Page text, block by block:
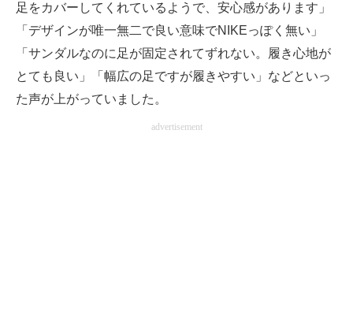
足をカバーしてくれているようで、安心感があります」
「デザインが唯一無二で良い意味でNIKEっぽく無い」
「サンダルなのに足が固定されてずれない。履き心地が
とても良い」「幅広の足ですが履きやすい」などといっ
た声が上がっていました。
advertisement